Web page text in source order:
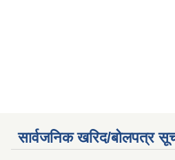
सार्वजनिक खरिद/बोलपत्र